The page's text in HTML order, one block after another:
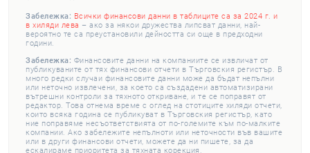
Забележка: Всички финансови данни в таблиците са за 2024 г. и
в хиляди лева – ако за някои дружества липсват данни, най-
вероятно те са преустановили дейността си още в предходни
години.
Забележка: Финансовите данни на компаниите се извличат от
публикуваните от тях финансови отчети в Търговския регистър. В
много редки случаи финансовите данни може да бъдат непълни
или неточно извлечени, за което са създадени автоматизирани
вътрешни контроли за тяхното откриване, и те се поправят от
редактор. Това отнема време с оглед на стотиците хиляди отчети,
които всяка година се публикуват в Търговския регистър, като
ние поправяме несъответствията от по-големите към по-малките
компании. Ако забележите непълноти или неточности във вашите
или в други финансови отчети, можете да ни пишете, за да
ескалираме приоритета за тяхната корекция.